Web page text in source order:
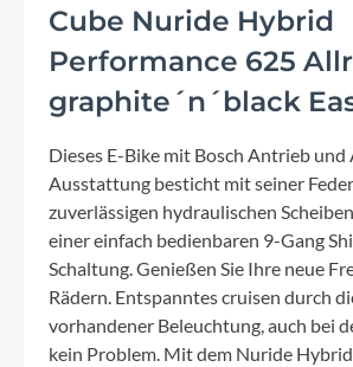
Cube Nuride Hybrid
Performance 625
graphite´n´black
Dieses E-Bike mit Bosch Antrieb und
Ausstattung besticht mit seiner
zuverlässigen hydraulischen
einer einfach bedienbaren 9-Gang
Schaltung. Genießen Sie Ihre neue
Rädern. Entspanntes cruisen durch
vorhandener Beleuchtung, auch bei
kein Problem. Mit dem Nuride